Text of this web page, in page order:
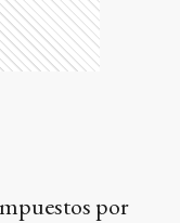
por